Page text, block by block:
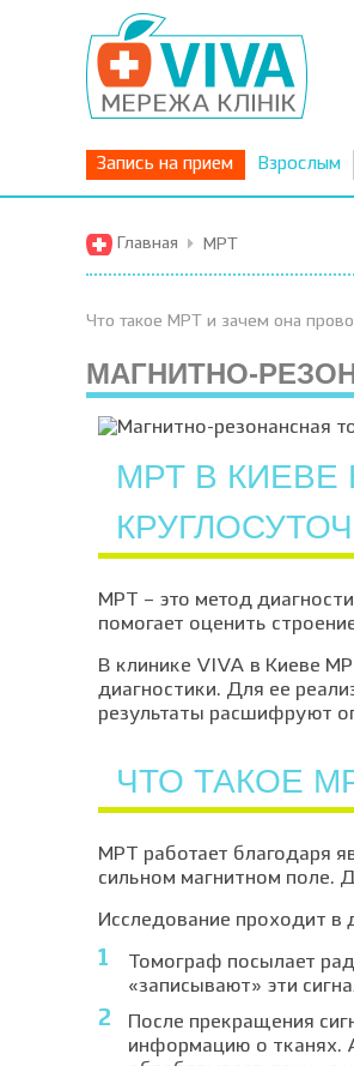
Запись на прием Взрослым
Главная МРТ
Что такое МРТ и зачем она
МАГНИТНО-
МРТ В КИЕВЕ
МРТ – это метод
помогает оценить
В клинике VIVA в Киеве
диагностики. Для ее
результаты расшифруют
ЧТО ТАКОЕ
МРТ работает благодаря
сильном магнитном поле.
Исследование проходит в
Томограф посылает
«записывают» эти
После прекращения
информацию о тканях.